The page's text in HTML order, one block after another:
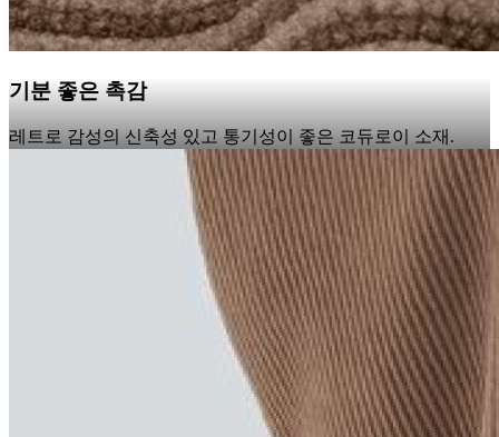
기분 좋은 촉감
레트로 감성의 신축성 있고 통기성이 좋은 코듀로이 소재.